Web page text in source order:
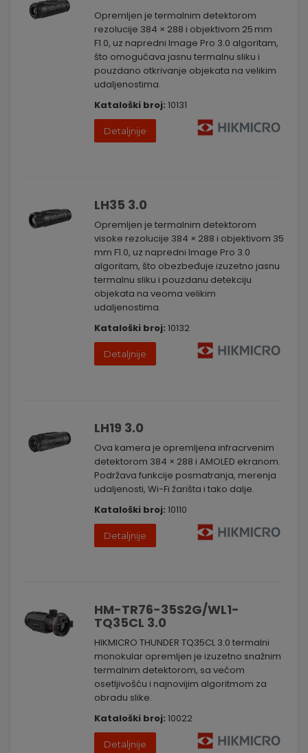
Opremljen je termalnim detektorom
rezolucije 384 × 288 i objektivom 25 mm
F1.0, uz napredni Image Pro 3.0 algoritam,
što omogućava jasnu termalnu sliku i
pouzdano otkrivanje objekata na velikim
udaljenostima.
Kataloški broj: 10131
Detaljnije
LH35 3.0
Opremljen je termalnim detektorom
visoke rezolucije 384 × 288 i objektivom 35
mm F1.0, uz napredni Image Pro 3.0
algoritam, što obezbeđuje izuzetno jasnu
termalnu sliku i pouzdanu detekciju
objekata na veoma velikim
udaljenostima.
Kataloški broj: 10132
Detaljnije
LH19 3.0
Ova kamera je opremljena infracrvenim
detektorom 384 × 288 i AMOLED ekranom.
Podržava funkcije posmatranja, merenja
udaljenosti, Wi-Fi žarišta i tako dalje.
Kataloški broj: 10110
Detaljnije
HM-TR76-35S2G/WL1-
TQ35CL 3.0
HIKMICRO THUNDER TQ35CL 3.0 termalni
monokular opremljen je izuzetno snažnim
termalnim detektorom, sa većom
osetljivošću i najnovijim algoritmom za
obradu slike.
Kataloški broj: 10022
Detaljnije